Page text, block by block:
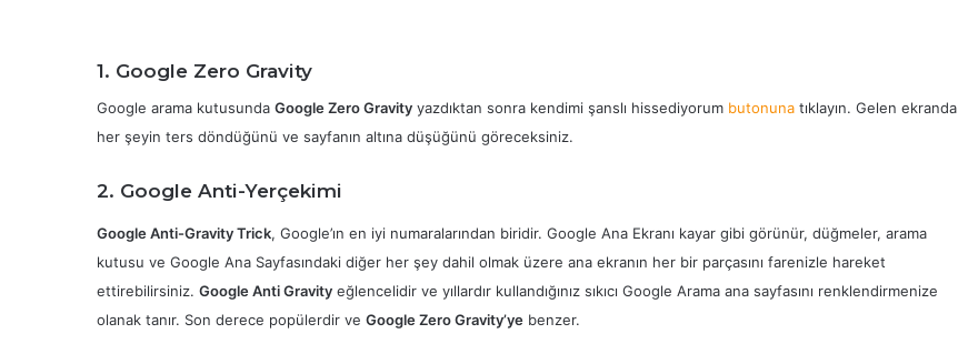
1. Google Zero Gravity
Google arama kutusunda Google Zero Gravity yazdıktan sonra kendimi şanslı hissediyorum butonuna tıklayın. Gelen ekranda
her şeyin ters döndüğünü ve sayfanın altına düşüğünü göreceksiniz.
2. Google Anti-Yerçekimi
Google Anti-Gravity Trick, Google’ın en iyi numaralarından biridir. Google Ana Ekranı kayar gibi görünür, düğmeler, arama
kutusu ve Google Ana Sayfasındaki diğer her şey dahil olmak üzere ana ekranın her bir parçasını farenizle hareket
ettirebilirsiniz. Google Anti Gravity eğlencelidir ve yıllardır kullandığınız sıkıcı Google Arama ana sayfasını renklendirmenize
olanak tanır. Son derece popülerdir ve Google Zero Gravity’ye benzer.